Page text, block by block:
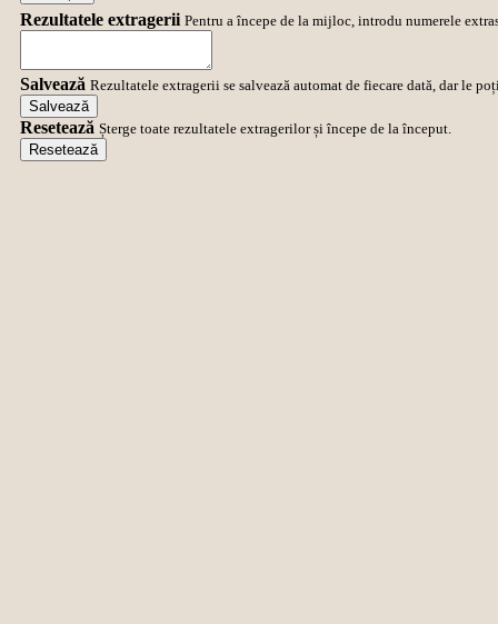
Rezultatele extragerii Pentru a începe de la mijloc, introdu numerele
Salvează Rezultatele extragerii se salvează automat de fiecare dată, dar le
Salvează
Resetează Șterge toate rezultatele extragerilor și începe de la început.
Resetează